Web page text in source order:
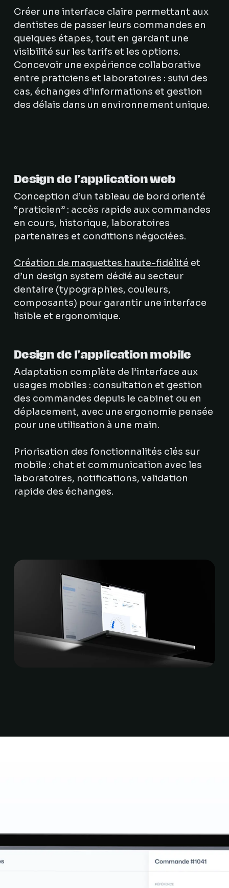
Créer une interface claire permettant aux
dentistes de passer leurs commandes en
quelques étapes, tout en gardant une
visibilité sur les tarifs et les options.
Concevoir une expérience collaborative
entre praticiens et laboratoires : suivi des
cas, échanges d’informations et gestion
des délais dans un environnement unique.
Design de l’application web
Conception d’un tableau de bord orienté
“praticien” : accès rapide aux commandes
en cours, historique, laboratoires
partenaires et conditions négociées.
Création de maquettes haute-fidélité et
d’un design system dédié au secteur
dentaire (typographies, couleurs,
composants) pour garantir une interface
lisible et ergonomique.
Design de l’application mobile
Adaptation complète de l’interface aux
usages mobiles : consultation et gestion
des commandes depuis le cabinet ou en
déplacement, avec une ergonomie pensée
pour une utilisation à une main.
Priorisation des fonctionnalités clés sur
mobile : chat et communication avec les
laboratoires, notifications, validation
rapide des échanges.